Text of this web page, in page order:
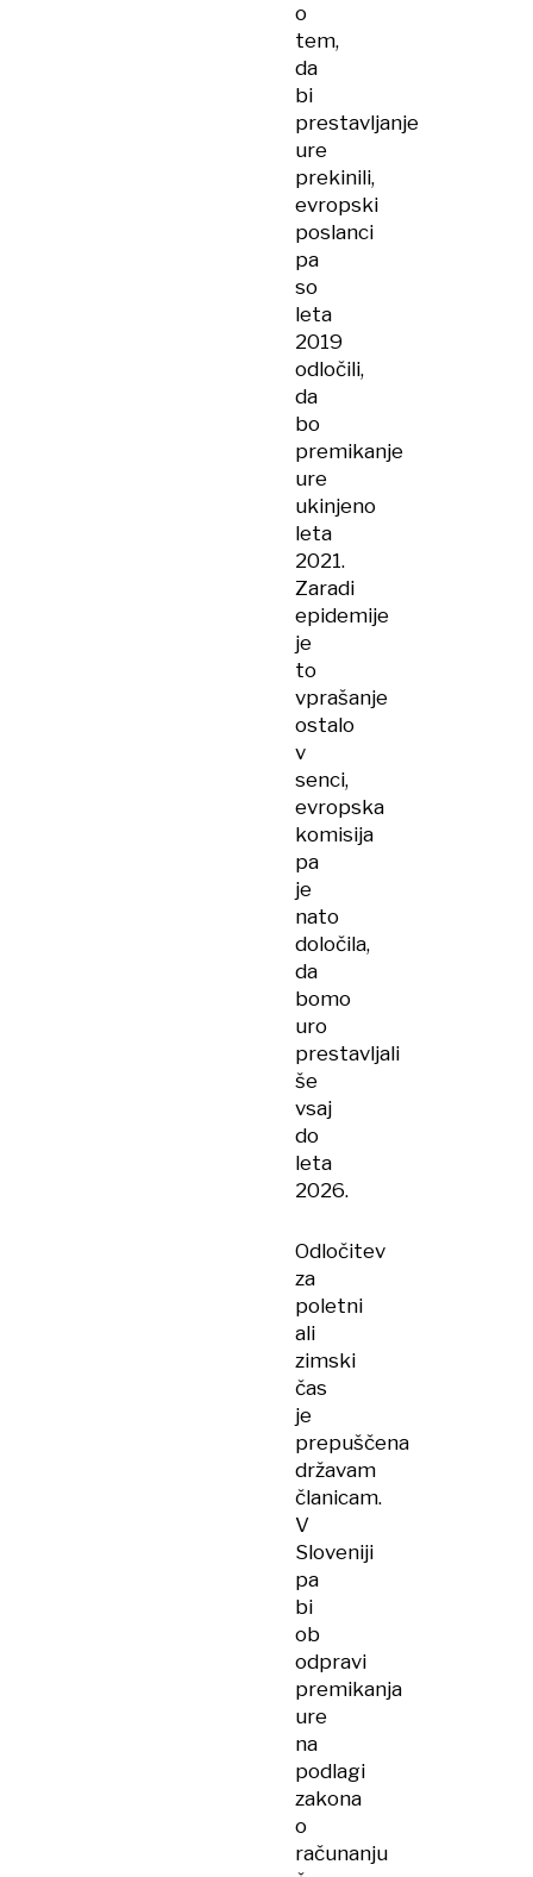
o
tem,
da
bi
prestavljanje
ure
prekinili,
evropski
poslanci
pa
so
leta
2019
odločili,
da
bo
premikanje
ure
ukinjeno
leta
2021.
Zaradi
epidemije
je
to
vprašanje
ostalo
v
senci,
evropska
komisija
pa
je
nato
določila,
da
bomo
uro
prestavljali
še
vsaj
do
leta
2026.
Odločitev
za
poletni
ali
zimski
čas
je
prepuščena
državam
članicam.
V
Sloveniji
pa
bi
ob
odpravi
premikanja
ure
na
podlagi
zakona
o
računanju